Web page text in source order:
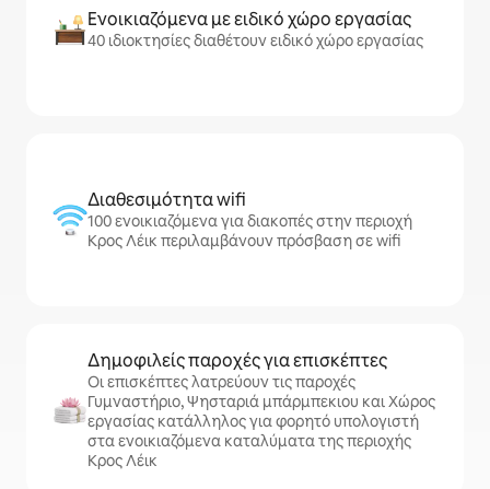
Ενοικιαζόμενα με ειδικό χώρο εργασίας
40 ιδιοκτησίες διαθέτουν ειδικό χώρο εργασίας
Διαθεσιμότητα wifi
100 ενοικιαζόμενα για διακοπές στην περιοχή
Κρος Λέικ περιλαμβάνουν πρόσβαση σε wifi
Δημοφιλείς παροχές για επισκέπτες
Οι επισκέπτες λατρεύουν τις παροχές
Γυμναστήριο, Ψησταριά μπάρμπεκιου και Χώρος
εργασίας κατάλληλος για φορητό υπολογιστή
στα ενοικιαζόμενα καταλύματα της περιοχής
Κρος Λέικ